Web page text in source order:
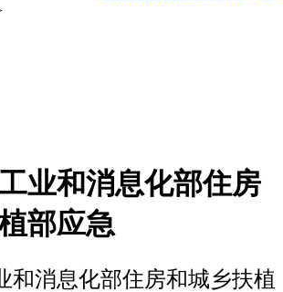
业和消息化部住房
部应急
和消息化部住房和城乡扶植